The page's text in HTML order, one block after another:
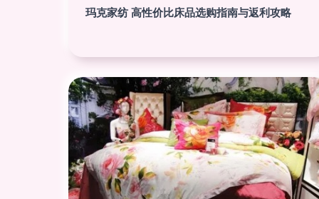
玛克家纺 高性价比床品选购指南与返利攻略